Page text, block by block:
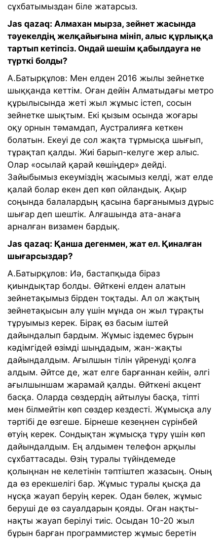
сұхбатымыздан біле жатарсыз.
Jas qazaq: Алмахан мырза, зейнет жасында
тәуекелдің желқайығына мініп, алыс құрлыққа
тартып кетіпсіз. Ондай шешім қабылдауға не
түрткі болды?
А.Батырқұлов: Мен елден 2016 жылы зейнетке
шыққанда кеттім. Оған дейін Алматыдағы метро
құрылысында жеті жыл жұмыс істеп, сосын
зейнетке шықтым. Екі қызым осында жоғары
оқу орнын тәмамдап, Аустралияға кеткен
болатын. Екеуі де сол жақта тұрмысқа шығып,
тұрақтап қалды. Жиі барып-келуге жер алыс.
Олар «осылай қарай көшіңдер» дейді.
Зайыбымыз екеуміздің жасымыз келді, жат елде
қалай болар екен деп көп ойландық. Ақыр
соңында балалардың қасына барғанымыз дұрыс
шығар деп шештік. Алғашында ата-анаға
арналған визамен бардық.
Jas qazaq: Қанша дегенмен, жат ел. Қиналған
шығарсыздар?
А.Батырқұлов: Иә, бастапқыда біраз
қиындықтар болды. Өйткені елден алатын
зейнетақымыз бірден тоқтады. Ал ол жақтың
зейнетақысын алу үшін мұнда он жыл тұрақты
тұруымыз керек. Бірақ өз басым іштей
дайындалып бардым. Жұмыс іздемес бұрын
кәдімгідей өзімді шыңдадым, жан-жақты
дайындалдым. Ағылшын тілін үйренуді қолға
алдым. Әйтсе де, жат елге барғаннан кейін, әлгі
ағылшыншам жарамай қалды. Өйткені акцент
басқа. Оларда сөздердің айтылуы басқа, тіпті
мен білмейтін көп сөздер кездесті. Жұмысқа алу
тәртібі де өзгеше. Бірнеше кезеңнен сүрінбей
өтуің керек. Сондықтан жұмысқа тұру үшін көп
дайындалдым. Ең алдымен телефон арқылы
сұхбаттасады. Өзің туралы түйіндемеде
қолыңнан не келетінін тәптіштеп жазасың. Оның
да өз ерекшелігі бар. Жұмыс туралы қысқа да
нұсқа жауап беруің керек. Одан бөлек, жұмыс
беруші де өз сауалдарын қояды. Оған нақты-
нақты жауап берілуі тиіс. Осыдан 10-20 жыл
бұрын барған программистер жұмыс беретін